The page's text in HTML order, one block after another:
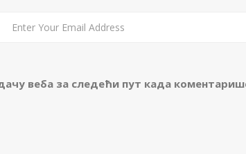
веба за следећи пут када